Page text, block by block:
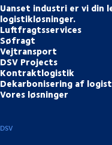
Uanset industri er vi din
logistikløsninger.
Luftfragtsservices
Søfragt
Vejtransport
DSV Projects
Kontraktlogistik
Dekarbonisering af
Vores løsninger
DSV